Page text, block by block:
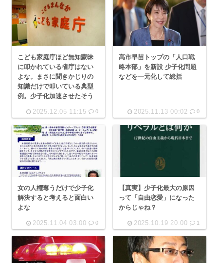
こども家庭庁ほど無知蒙昧
に叩かれている省庁はない
よな。まさに聞きかじりの
知識だけで叩いている典型
例。少子化加速させたそう
2025.12.05 11:15 0
高市早苗トップの「人口戦
略本部」を新設 少子化問題
などを一元化して総括
2025.11.13 00:02 0
女の人権奪うだけで少子化
解決すると考えると面白い
よな
2025.11.04 03:00 0
【真実】少子化最大の原因
って「自由恋愛」になった
からじゃね？
2025.10.19 20:00 1